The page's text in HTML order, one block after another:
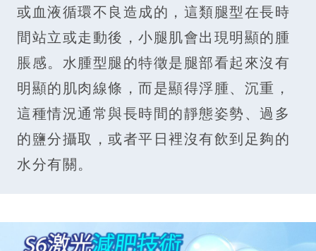
或血液循環不良造成的，這類腿型在長時
間站立或走動後，小腿肌會出現明顯的腫
脹感。水腫型腿的特徵是腿部看起來沒有
明顯的肌肉線條，而是顯得浮腫、沉重，
這種情況通常與長時間的靜態姿勢、過多
的鹽分攝取，或者平日裡沒有飲到足夠的
水分有關。